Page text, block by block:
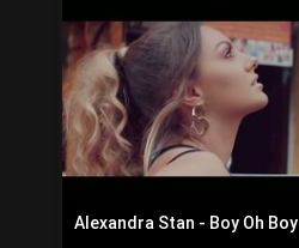
Alexandra Stan - Boy Oh Boy